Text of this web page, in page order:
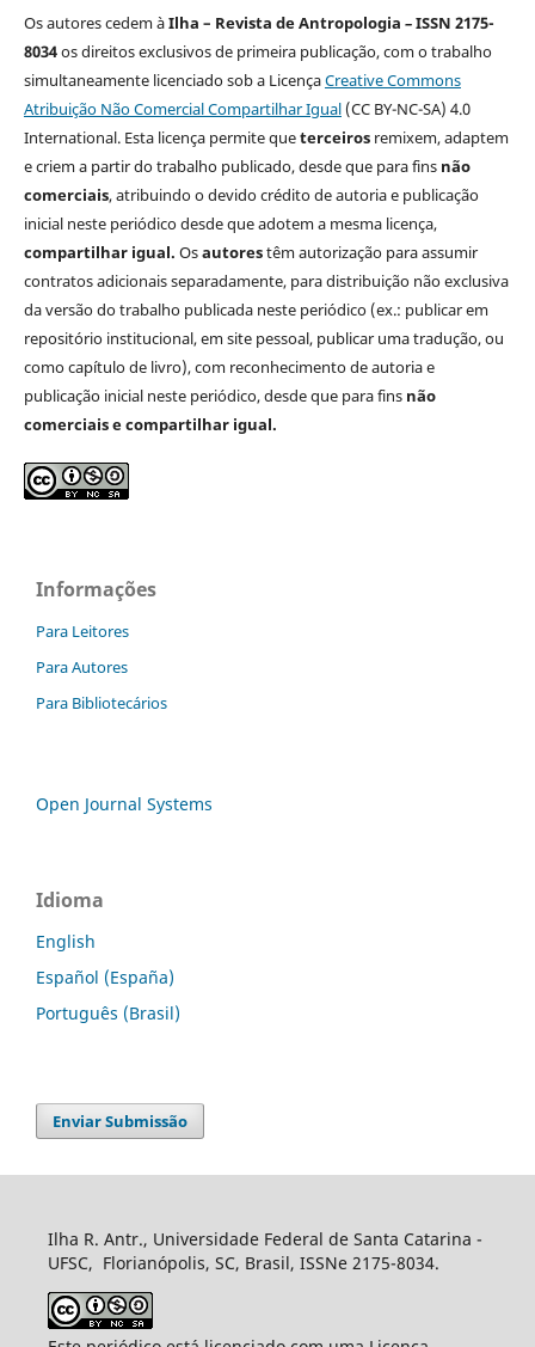
Os autores cedem àIlha – Revista de Antropologia –ISSN 2175-
8034os direitos exclusivos de primeira publicação, com o trabalho
simultaneamente licenciado sob a LicençaCreative Commons
Atribuição Não Comercial Compartilhar Igual(CC BY-NC-SA) 4.0
International. Esta licença permite queterceirosremixem, adaptem
e criem a partir do trabalho publicado, desde que para fins não
comerciais, atribuindo o devido crédito de autoria e publicação
inicial neste periódico desde que adotem a mesma licença,
compartilhar igual. Osautorestêm autorização para assumir
contratos adicionais separadamente, para distribuição não exclusiva
da versão do trabalho publicada neste periódico (ex.: publicar em
repositório institucional, em site pessoal, publicar uma tradução, ou
como capítulo de livro), com reconhecimento de autoria e
publicação inicial neste periódico, desde que para fins não
comerciais e compartilhar igual.
Informações
Para Leitores
Para Autores
Para Bibliotecários
Open Journal Systems
Idioma
English
Español (España)
Português (Brasil)
Enviar Submissão
Ilha R. Antr., Universidade Federal de Santa Catarina -
UFSC, Florianópolis, SC, Brasil, ISSNe 2175-8034.